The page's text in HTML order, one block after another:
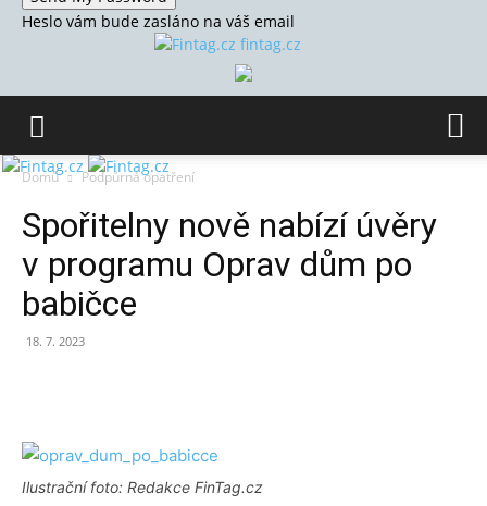
Heslo vám bude zasláno na váš email
fintag.cz
Domů Podpůrná opatření
Spořitelny nově nabízí úvěry
v programu Oprav dům po
babičce
18. 7. 2023
Ilustrační foto: Redakce FinTag.cz